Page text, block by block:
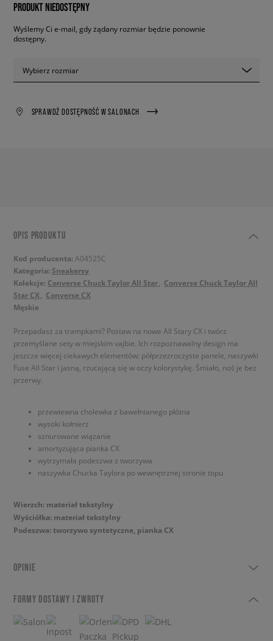
PRODUKT NIEDOSTĘPNY
Wyślemy Ci e-mail, gdy żądany rozmiar będzie ponownie
dostępny.
Wybierz rozmiar
SPRAWDŹ DOSTĘPNOŚĆ W SALONACH
OPIS PRODUKTU
Kod producenta: A04525C
Kategoria: Sneakersy
Kolekcje: Converse Chuck Taylor All Star
Converse Chuck Taylor All
Star CX
Converse CX
Męskie
Przepadasz za trampkami? Postaw na nowe All Stary CX i twórz
przemyślane sety w miejskim vajbie. Ich rozpoznawalny design ma
jeszcze więcej ciekawych elementów: półprzezroczyste panele, naszywki
Fuse All Star i jasną, rzucającą się w oczy kolorystykę. Śmiało, noś je bez
przerwy.
przewiewna cholewka z bawełnianego płótna
wysoki kołnierz
sznurowane wiązanie
amortyzująca pianka CX
wytrzymała podeszwa z tworzywa
naszywka Chucka Taylora po wewnętrznej stronie topu
Wierzch: materiał tekstylny
Wyściółka: materiał tekstylny
Podeszwa: tworzywo syntetyczne, pianka CX
OPINIE
FORMY DOSTAWY I ZWROTY